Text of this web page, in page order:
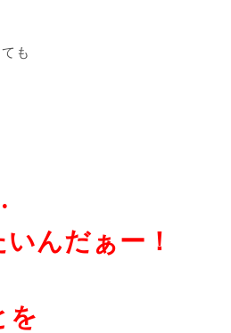
も
んだぁー！
を